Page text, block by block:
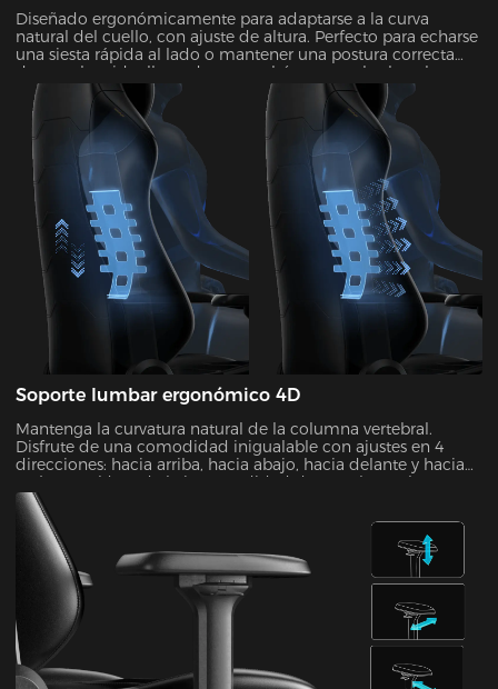
movimiento lento
Diseñado ergonómicamente para adaptarse a la curva
natural del cuello, con ajuste de altura. Perfecto para echarse
una siesta rápida al lado o mantener una postura correcta
durante las videollamadas: se acabó encoger los hombros.
Soporte lumbar ergonómico 4D
Mantenga la curvatura natural de la columna vertebral.
Disfrute de una comodidad inigualable con ajustes en 4
direcciones: hacia arriba, hacia abajo, hacia delante y hacia
atrás. Despídase de la incomodidad durante largas horas en
su escritorio.